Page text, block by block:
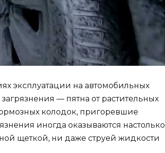
эксплуатации на автомобильных
— пятна от растительных
колодок, пригоревшие
иногда оказываются настолько
щеткой, ни даже струей жидкости